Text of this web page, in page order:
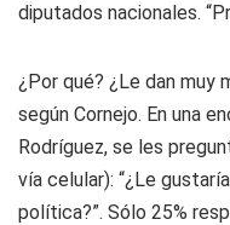
diputados nacionales.
¿Por qué? ¿Le dan muy
según Cornejo. En una
Rodríguez, se les
vía celular): “¿Le
política?”. Sólo 25%